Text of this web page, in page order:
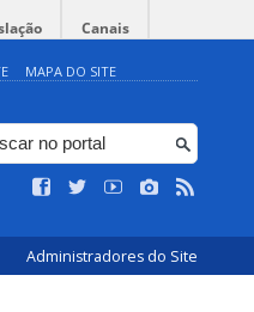
Canais
MAPA DO SITE
Administradores do Site